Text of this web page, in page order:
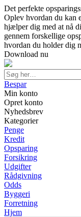
Det perfekte
Oplev hvordan du kan
hjælper dig med at nå
gennem forskellige
hvordan du holder dig
Download nu
Bespar
Min konto
Opret konto
Nyhedsbrev
Kategorier
Penge
Kredit
Opsparing
Forsikring
Udgifter
Rådgivning
Odds
Byggeri
Forretning
Hjem